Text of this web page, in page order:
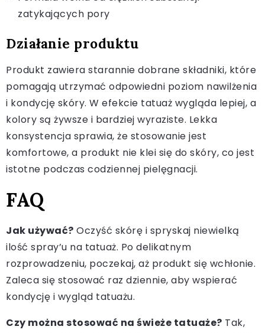
zatykających pory
Działanie produktu
Produkt zawiera starannie dobrane składniki, które
pomagają utrzymać odpowiedni poziom nawilżenia
i kondycję skóry. W efekcie tatuaż wygląda lepiej, a
kolory są żywsze i bardziej wyraziste. Lekka
konsystencja sprawia, że stosowanie jest
komfortowe, a produkt nie klei się do skóry, co jest
istotne podczas codziennej pielęgnacji.
FAQ
Jak używać? Oczyść skórę i spryskaj niewielką
ilość spray’u na tatuaż. Po delikatnym
rozprowadzeniu, poczekaj, aż produkt się wchłonie.
Zaleca się stosować raz dziennie, aby wspierać
kondycję i wygląd tatuażu.
Czy można stosować na świeże tatuaże? Tak,